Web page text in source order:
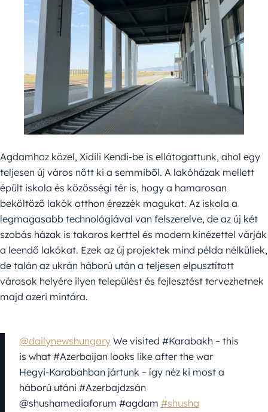
Agdamhoz közel, Xidili Kendi-be is ellátogattunk, ahol egy
teljesen új város nőtt ki a semmiből. A lakóházak mellett
épült iskola és közösségi tér is, hogy a hamarosan
beköltöző lakók otthon érezzék magukat. Az iskola a
legmagasabb technológiával van felszerelve, de az új két
szobás házak is takaros kerttel és modern kinézettel várják
a leendő lakókat. Ezek az új projektek mind példa nélküliek,
de talán az ukrán háború után a teljesen elpusztított
városok helyére ilyen települést és fejlesztést tervezhetnek
majd azeri mintára.
@dailynewshungary We visited #Karabakh – this
is what #Azerbaijan looks like after the war
Hegyi-Karabahban jártunk – így néz ki most a
háború utáni #Azerbajdzsán
@shushamediaforum #agdam #shusha